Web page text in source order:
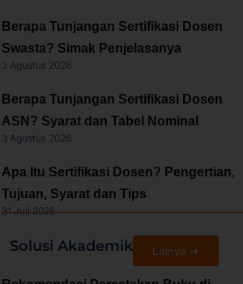
Berapa Tunjangan Sertifikasi Dosen
Swasta? Simak Penjelasanya
3 Agustus 2026
Berapa Tunjangan Sertifikasi Dosen
ASN? Syarat dan Tabel Nominal
3 Agustus 2026
Apa Itu Sertifikasi Dosen? Pengertian,
Tujuan, Syarat dan Tips
31 Juli 2026
Solusi Akademik Lainya ➜